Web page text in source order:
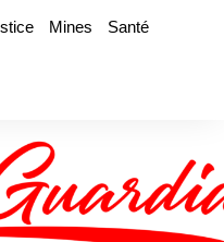
Mines
Santé